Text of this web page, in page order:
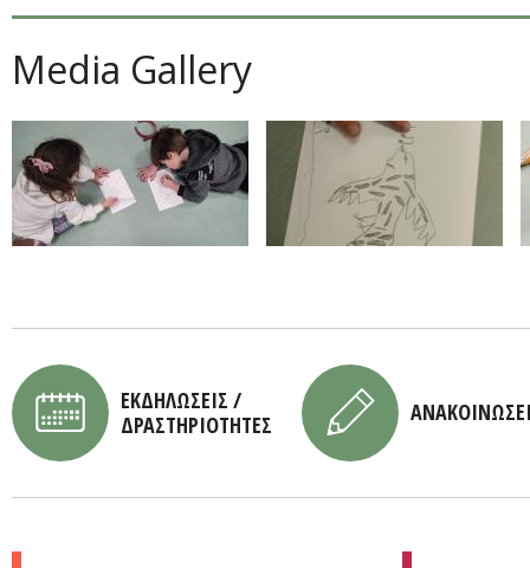
Media Gallery
ΕΚΔΗΛΩΣΕΙΣ /
ΔΡΑΣΤΗΡΙΟΤΗΤΕΣ